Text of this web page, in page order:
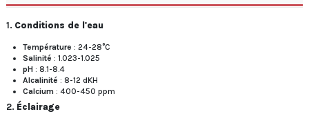
1. Conditions de l'eau
Température : 24-28°C
Salinité : 1.023-1.025
pH : 8.1-8.4
Alcalinité : 8-12 dKH
Calcium : 400-450 ppm
2. Éclairage